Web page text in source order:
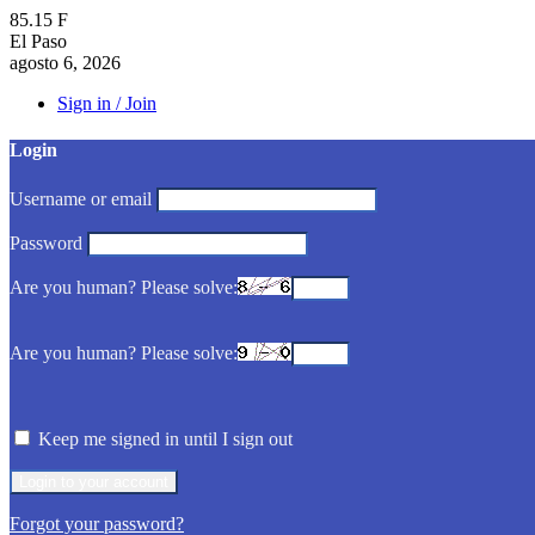
85.15 F
El Paso
agosto 6, 2026
Sign in / Join
Login
Username or email
Password
Are you human? Please solve:
Are you human? Please solve:
Keep me signed in until I sign out
Forgot your password?